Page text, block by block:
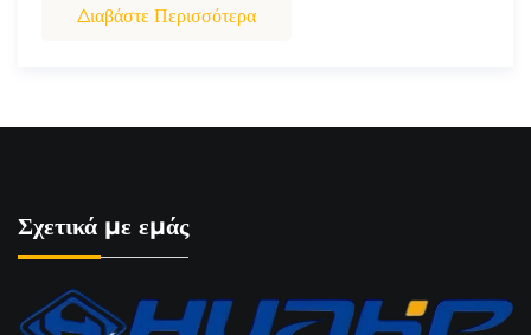
Διαβάστε Περισσότερα
Σχετικά με εμάς